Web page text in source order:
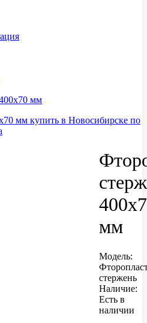
мм
мм
Модель:
стержень
Наличие:
Есть в
наличии